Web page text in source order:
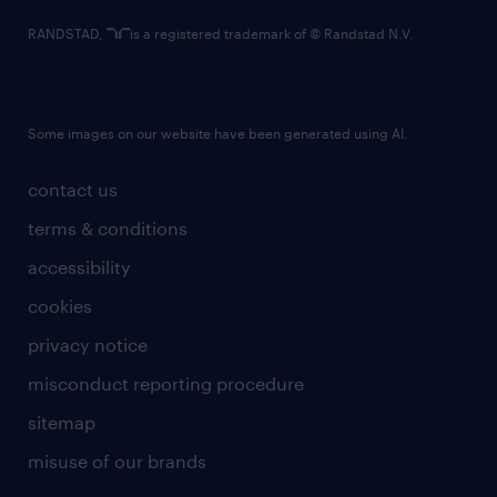
contact us
terms & conditions
accessibility
cookies
privacy notice
misconduct reporting procedure
sitemap
misuse of our brands
RANDSTAD, is a registered trademark of © Randstad N.V.
Some images on our website have been generated using AI.